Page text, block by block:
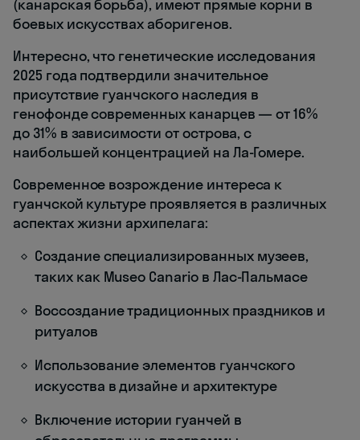
(канарская борьба), имеют прямые корни в
боевых искусствах аборигенов.
Интересно, что генетические исследования
2025 года подтвердили значительное
присутствие гуанчского наследия в
генофонде современных канарцев — от 16%
до 31% в зависимости от острова, с
наибольшей концентрацией на Ла-Гомере.
Современное возрождение интереса к
гуанчской культуре проявляется в различных
аспектах жизни архипелага:
Создание специализированных музеев,
таких как Museo Canario в Лас-Пальмасе
Воссоздание традиционных праздников и
ритуалов
Использование элементов гуанчского
искусства в дизайне и архитектуре
Включение истории гуанчей в